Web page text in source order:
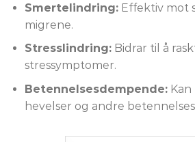
Smertelindring:Effektiv mot
migrene.
Stresslindring:Bidrar til å
stressymptomer.
Betennelsesdempende:Kan
hevelser og andre